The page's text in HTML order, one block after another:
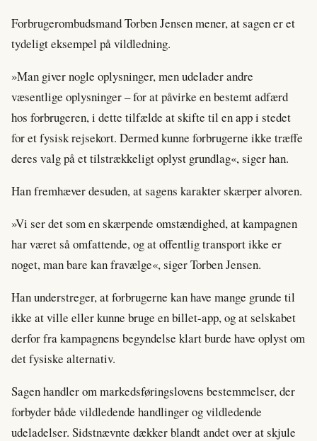
Forbrugerombudsmand Torben Jensen mener, at sagen er et
tydeligt eksempel på vildledning.
»Man giver nogle oplysninger, men udelader andre
væsentlige oplysninger – for at påvirke en bestemt adfærd
hos forbrugeren, i dette tilfælde at skifte til en app i stedet
for et fysisk rejsekort. Dermed kunne forbrugerne ikke træffe
deres valg på et tilstrækkeligt oplyst grundlag«, siger han.
Han fremhæver desuden, at sagens karakter skærper alvoren.
»Vi ser det som en skærpende omstændighed, at kampagnen
har været så omfattende, og at offentlig transport ikke er
noget, man bare kan fravælge«, siger Torben Jensen.
Han understreger, at forbrugerne kan have mange grunde til
ikke at ville eller kunne bruge en billet-app, og at selskabet
derfor fra kampagnens begyndelse klart burde have oplyst om
det fysiske alternativ.
Sagen handler om markedsføringslovens bestemmelser, der
forbyder både vildledende handlinger og vildledende
udeladelser. Sidstnævnte dækker blandt andet over at skjule